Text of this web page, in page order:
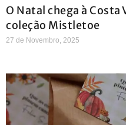
O Natal chega à Costa
coleção Mistletoe
27 de Novembro, 2025